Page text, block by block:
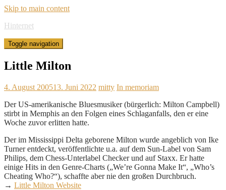
Skip to main content
Hinternet
Toggle navigation
Little Milton
4. August 200513. Juni 2022 mitty In memoriam
Der US-amerikanische Bluesmusiker (bürgerlich: Milton Campbell)
stirbt in Memphis an den Folgen eines Schlaganfalls, den er eine
Woche zuvor erlitten hatte.
Der im Mississippi Delta geborene Milton wurde angeblich von Ike
Turner entdeckt, veröffentlichte u.a. auf dem Sun-Label von Sam
Philips, dem Chess-Unterlabel Checker und auf Staxx. Er hatte
einige Hits in den Genre-Charts („We’re Gonna Make It“, „Who’s
Cheating Who?“), schaffte aber nie den großen Durchbruch.
→ Little Milton Website